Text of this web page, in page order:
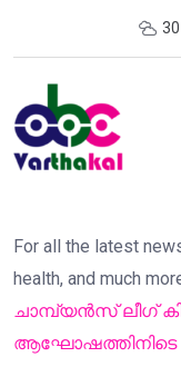
For all the latest
health, and much
ചാമ്പ്യൻസ് ലീഗ്